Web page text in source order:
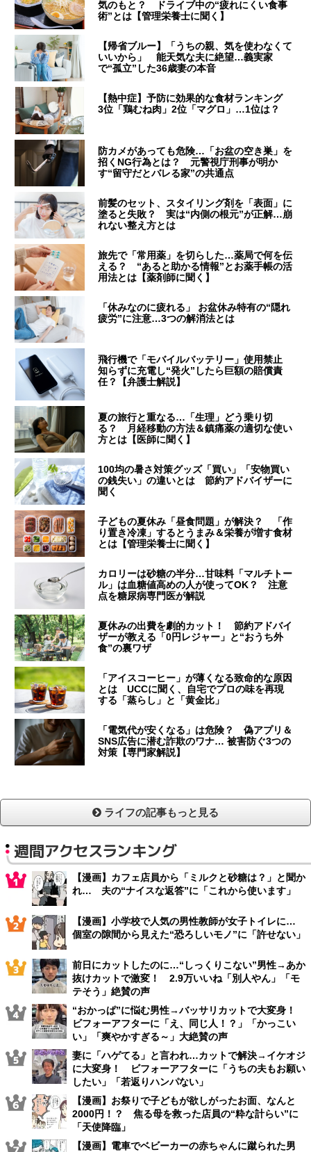
気のもと？ ドライブ中の“疲れにくい食事
術”とは【管理栄養士に聞く】
【帰省ブルー】「うちの親、気を使わなくて
いいから」 能天気な夫に絶望…義実家
で“孤立”した36歳妻の本音
【熱中症】予防に効果的な食材ランキング
3位「鶏むね肉」2位「マグロ」…1位は？
防カメがあっても危険…「お盆の空き巣」を
招くNG行為とは？ 元警視庁刑事が明か
す“留守だとバレる家”の共通点
前髪のセット、スタイリング剤を「表面」に
塗ると失敗？ 実は“内側の根元”が正解…崩
れない整え方とは
旅先で「常用薬」を切らした…薬局で何を伝
える？ “あると助かる情報”とお薬手帳の活
用法とは【薬剤師に聞く】
「休みなのに疲れる」 お盆休み特有の“隠れ
疲労”に注意…3つの解消法とは
飛行機で「モバイルバッテリー」使用禁止
知らずに充電し“発火”したら巨額の賠償責
任？【弁護士解説】
夏の旅行と重なる…「生理」どう乗り切
る？ 月経移動の方法＆鎮痛薬の適切な使い
方とは【医師に聞く】
100均の暑さ対策グッズ「買い」「安物買い
の銭失い」の違いとは 節約アドバイザーに
聞く
子どもの夏休み「昼食問題」が解決？ 「作
り置き冷凍」するとうまみ＆栄養が増す食材
とは【管理栄養士に聞く】
カロリーは砂糖の半分…甘味料「マルチトー
ル」は血糖値高めの人が使ってOK？ 注意
点を糖尿病専門医が解説
夏休みの出費を劇的カット！ 節約アドバイ
ザーが教える「0円レジャー」と“おうち外
食”の裏ワザ
「アイスコーヒー」が薄くなる致命的な原因
とは UCCに聞く、自宅でプロの味を再現
する「蒸らし」と「黄金比」
「電気代が安くなる」は危険？ 偽アプリ＆
SNS広告に潜む詐欺のワナ… 被害防ぐ3つの
対策【専門家解説】
ライフの記事もっと見る
週間アクセスランキング
【漫画】カフェ店員から「ミルクと砂糖は？」と聞か
れ… 夫の“ナイスな返答”に「これから使います」
【漫画】小学校で人気の男性教師が女子トイレに…
個室の隙間から見えた“恐ろしいモノ”に「許せない」
前日にカットしたのに…“しっくりこない”男性→あか
抜けカットで激変！ 2.9万いいね「別人やん」「モ
テそう」絶賛の声
“おかっぱ”に悩む男性→バッサリカットで大変身！
ビフォーアフターに「え、同じ人！？」「かっこい
い」「爽やかすぎる～」大絶賛の声
妻に「ハゲてる」と言われ…カットで解決→イケオジ
に大変身！ ビフォーアフターに「うちの夫もお願い
したい」「若返りハンパない」
【漫画】お祭りで子どもが欲しがったお面、なんと
2000円！？ 焦る母を救った店員の“粋な計らい”に
「天使降臨」
【漫画】電車でベビーカーの赤ちゃんに蹴られた男